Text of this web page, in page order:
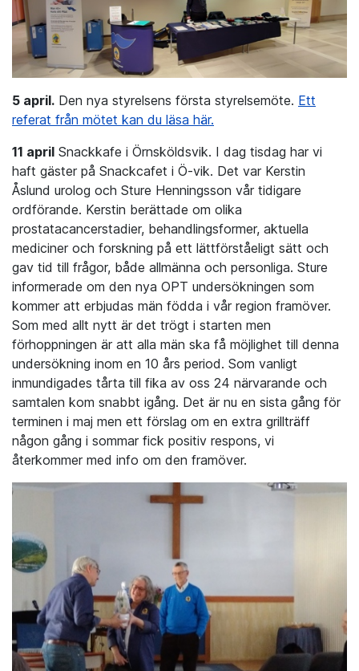
5 april. Den nya styrelsens första styrelsemöte. Ett
referat från mötet kan du läsa här.
11 april Snackkafe i Örnsköldsvik. I dag tisdag har vi
haft gäster på Snackcafet i Ö-vik. Det var Kerstin
Åslund urolog och Sture Henningsson vår tidigare
ordförande. Kerstin berättade om olika
prostatacancerstadier, behandlingsformer, aktuella
mediciner och forskning på ett lättförståeligt sätt och
gav tid till frågor, både allmänna och personliga. Sture
informerade om den nya OPT undersökningen som
kommer att erbjudas män födda i vår region framöver.
Som med allt nytt är det trögt i starten men
förhoppningen är att alla män ska få möjlighet till denna
undersökning inom en 10 års period. Som vanligt
inmundigades tårta till fika av oss 24 närvarande och
samtalen kom snabbt igång. Det är nu en sista gång för
terminen i maj men ett förslag om en extra grillträff
någon gång i sommar fick positiv respons, vi
återkommer med info om den framöver.